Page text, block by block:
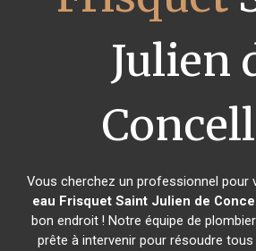
Julien
Vous cherchez un professionnel pour
eau Frisquet Saint Julien de
bon endroit ! Notre équipe de
prête à intervenir pour résoudre